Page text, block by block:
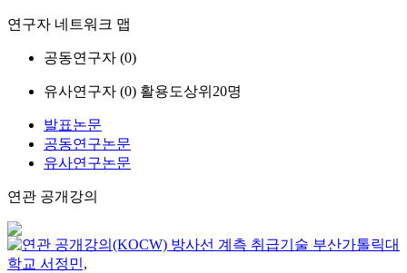
연구자 네트워크 맵
공동연구자 (0)
유사연구자 (0) 활용도상위20명
발표논문
공동연구논문
유사연구논문
연관 공개강의
방사선 계측 취급기술 부산가톨릭대
학교 서정민,